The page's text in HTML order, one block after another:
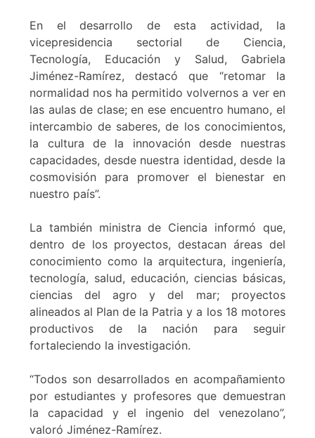
En el desarrollo de esta actividad, la
vicepresidencia sectorial de Ciencia,
Tecnología, Educación y Salud, Gabriela
Jiménez-Ramírez, destacó que “retomar la
normalidad nos ha permitido volvernos a ver en
las aulas de clase; en ese encuentro humano, el
intercambio de saberes, de los conocimientos,
la cultura de la innovación desde nuestras
capacidades, desde nuestra identidad, desde la
cosmovisión para promover el bienestar en
nuestro país”.
La también ministra de Ciencia informó que,
dentro de los proyectos, destacan áreas del
conocimiento como la arquitectura, ingeniería,
tecnología, salud, educación, ciencias básicas,
ciencias del agro y del mar; proyectos
alineados al Plan de la Patria y a los 18 motores
productivos de la nación para seguir
fortaleciendo la investigación.
“Todos son desarrollados en acompañamiento
por estudiantes y profesores que demuestran
la capacidad y el ingenio del venezolano”,
valoró Jiménez-Ramírez.